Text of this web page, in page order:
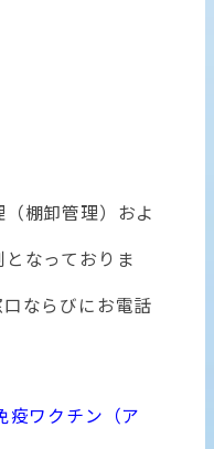
棚卸管理）およ
なっておりま
ならびにお電話
疫ワクチン（ア